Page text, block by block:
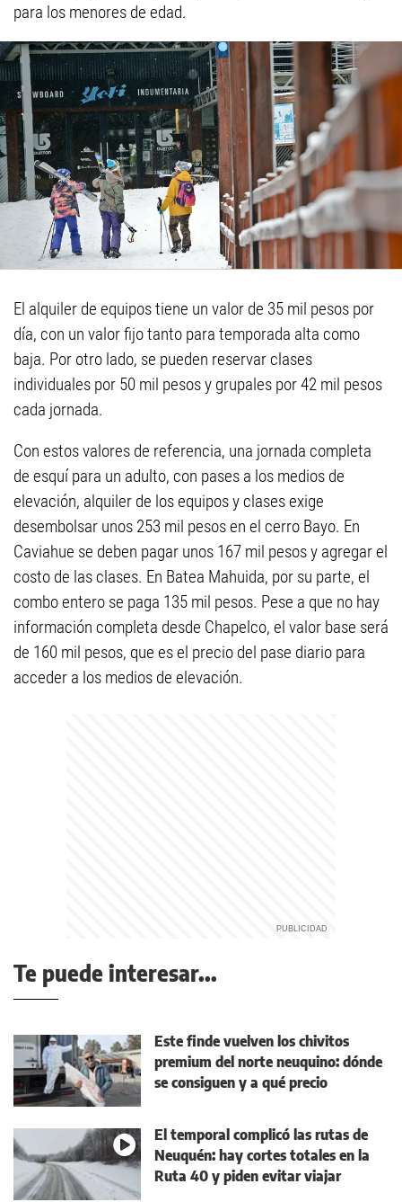
para los menores de edad.
El alquiler de equipos tiene un valor de 35 mil pesos por
día, con un valor fijo tanto para temporada alta como
baja. Por otro lado, se pueden reservar clases
individuales por 50 mil pesos y grupales por 42 mil pesos
cada jornada.
Con estos valores de referencia, una jornada completa
de esquí para un adulto, con pases a los medios de
elevación, alquiler de los equipos y clases exige
desembolsar unos 253 mil pesos en el cerro Bayo. En
Caviahue se deben pagar unos 167 mil pesos y agregar el
costo de las clases. En Batea Mahuida, por su parte, el
combo entero se paga 135 mil pesos. Pese a que no hay
información completa desde Chapelco, el valor base será
de 160 mil pesos, que es el precio del pase diario para
acceder a los medios de elevación.
Te puede interesar...
Este finde vuelven los chivitos
premium del norte neuquino: dónde
se consiguen y a qué precio
El temporal complicó las rutas de
Neuquén: hay cortes totales en la
Ruta 40 y piden evitar viajar